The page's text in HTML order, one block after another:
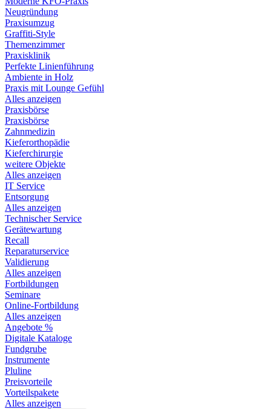
Neugründung
Praxisumzug
Graffiti-Style
Themenzimmer
Praxisklinik
Perfekte Linienführung
Ambiente in Holz
Praxis mit Lounge Gefühl
Alles anzeigen
Praxisbörse
Praxisbörse
Zahnmedizin
Kieferorthopädie
Kieferchirurgie
weitere Objekte
Alles anzeigen
IT Service
Entsorgung
Alles anzeigen
Technischer Service
Gerätewartung
Recall
Reparaturservice
Validierung
Alles anzeigen
Fortbildungen
Seminare
Online-Fortbildung
Alles anzeigen
Angebote %
Digitale Kataloge
Fundgrube
Instrumente
Pluline
Preisvorteile
Vorteilspakete
Alles anzeigen